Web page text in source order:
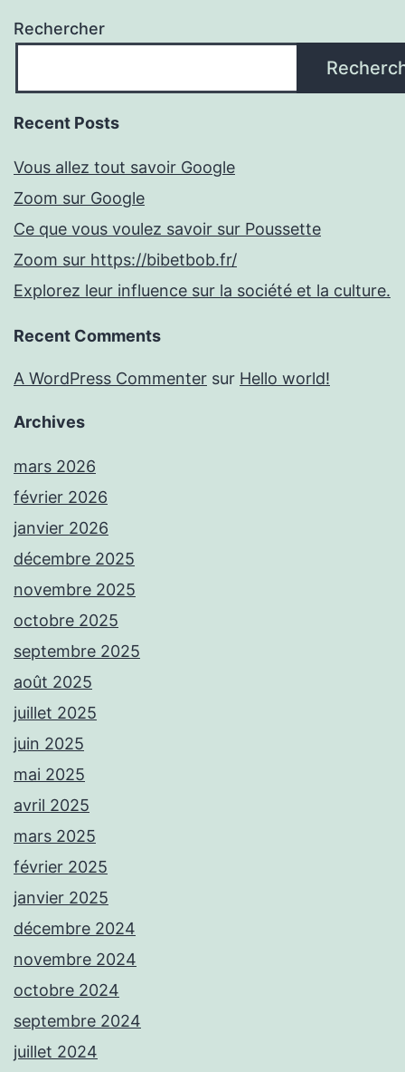
Rechercher
Recent Posts
Vous allez tout savoir Google
Zoom sur Google
Ce que vous voulez savoir sur Poussette
Zoom sur https://bibetbob.fr/
Explorez leur influence sur la société et la culture.
Recent Comments
A WordPress Commenter sur Hello world!
Archives
mars 2026
février 2026
janvier 2026
décembre 2025
novembre 2025
octobre 2025
septembre 2025
août 2025
juillet 2025
juin 2025
mai 2025
avril 2025
mars 2025
février 2025
janvier 2025
décembre 2024
novembre 2024
octobre 2024
septembre 2024
juillet 2024